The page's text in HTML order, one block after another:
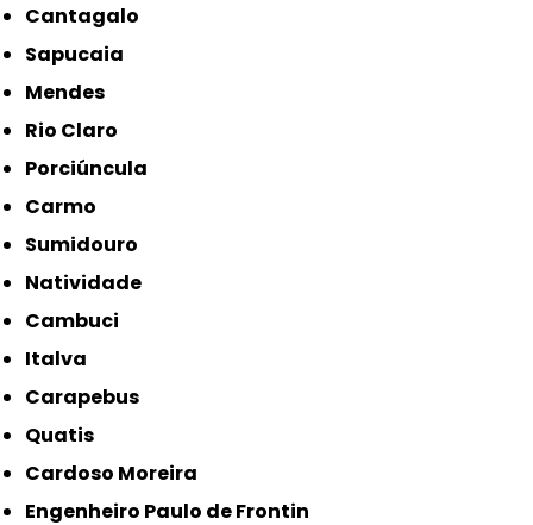
Cantagalo
Sapucaia
Mendes
Rio Claro
Porciúncula
Carmo
Sumidouro
Natividade
Cambuci
Italva
Carapebus
Quatis
Cardoso Moreira
Engenheiro Paulo de Frontin